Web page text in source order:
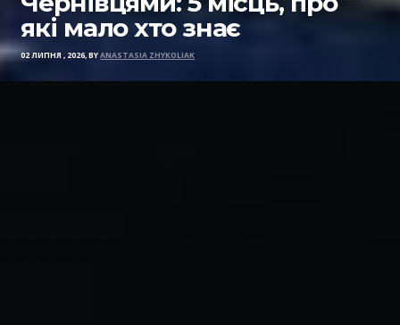
які мало хто знає
02 ЛИПНЯ , 2026, BYANASTASIA ZHYKOLIAK